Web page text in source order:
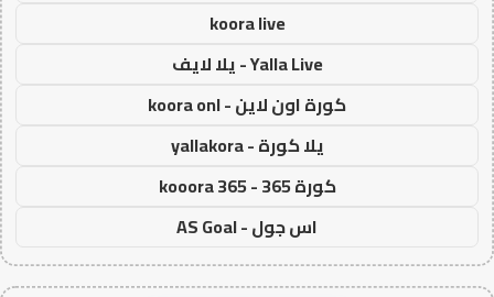
koora live
Yalla Live - يلا لايف
كورة اون لاين - koora onl
يلا كورة - yallakora
كورة 365 - kooora 365
اس جول - AS Goal